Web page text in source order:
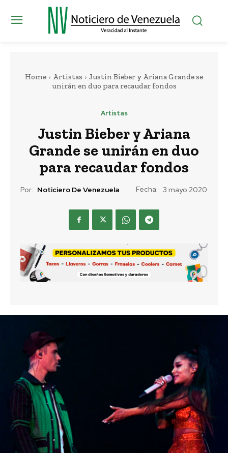
Home Artistas
Justin Bieber y Ariana Grande se
unirán en duo para recaudar fondos
Artistas
Justin Bieber y Ariana
Grande se unirán en duo
para recaudar fondos
Por: Noticiero De Venezuela Fecha: 3 mayo 2020